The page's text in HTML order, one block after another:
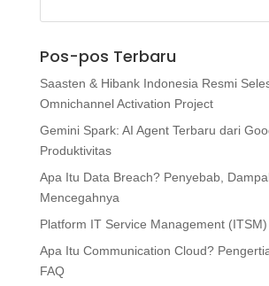
Pos-pos Terbaru
Saasten & Hibank Indonesia Resmi
Omnichannel Activation Project
Gemini Spark: AI Agent Terbaru dari
Produktivitas
Apa Itu Data Breach? Penyebab,
Mencegahnya
Platform IT Service Management
Apa Itu Communication Cloud?
FAQ